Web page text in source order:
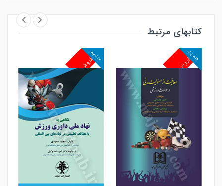
کتابهای مرتبط
مشاهده و خرید
پرفروش
جدید
مشاهده و خرید
پرفروش
جدید